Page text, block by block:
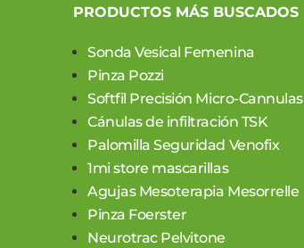
PRODUCTOS MÁS BUSCADOS
Sonda Vesical Femenina
Pinza Pozzi
Softfil Precisión Micro-Cannulas
Cánulas de infiltración TSK
Palomilla Seguridad Venofix
1mi store mascarillas
Agujas Mesoterapia Mesorrelle
Pinza Foerster
Neurotrac Pelvitone